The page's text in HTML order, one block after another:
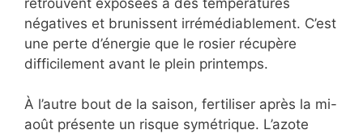
négatives et brunissent irrémédiablement. C’est
une perte d’énergie que le rosier récupère
difficilement avant le plein printemps.
À l’autre bout de la saison, fertiliser après la mi-
août présente un risque symétrique. L’azote